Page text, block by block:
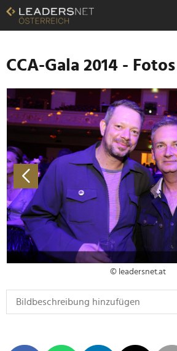
Zum
Inhalt
Zur
Navigation
Zur
Hauptnavigation
CCA-Gala 2014 -
© leadersnet.at